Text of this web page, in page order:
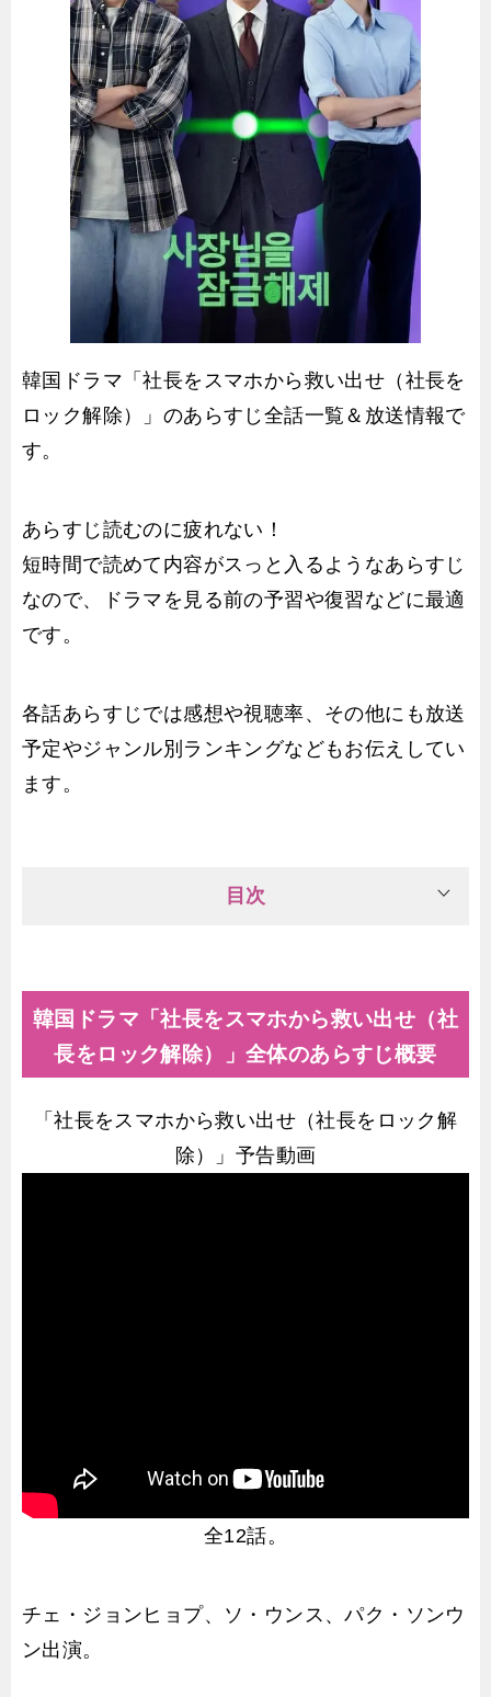
韓国ドラマ「社長をスマホから救い出せ（社長を
ロック解除）」のあらすじ全話一覧＆放送情報で
す。
あらすじ読むのに疲れない！
短時間で読めて内容がスっと入るようなあらすじ
なので、ドラマを見る前の予習や復習などに最適
です。
各話あらすじでは感想や視聴率、その他にも放送
予定やジャンル別ランキングなどもお伝えしてい
ます。
目次
韓国ドラマ「社長をスマホから救い出せ（社
長をロック解除）」全体のあらすじ概要
「社長をスマホから救い出せ（社長をロック解
除）」予告動画
全12話。
チェ・ジョンヒョプ、ソ・ウンス、パク・ソンウ
ン出演。